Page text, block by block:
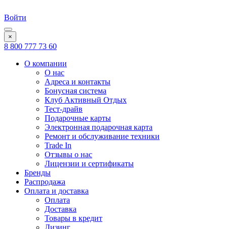
Войти
×
8 800 777 73 60
О компании
О нас
Адреса и контакты
Бонусная система
Клуб Активный Отдых
Тест-драйв
Подарочные карты
Электронная подарочная карта
Ремонт и обслуживание техники
Trade In
Отзывы о нас
Лицензии и сертификаты
Бренды
Распродажа
Оплата и доставка
Оплата
Доставка
Товары в кредит
Лизинг